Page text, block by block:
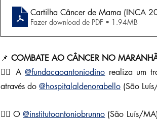
Cartilha Câncer de Mama (INCA
Fazer download de PDF • 1.94MB
📌 COMBATE AO CÂNCER NO
👉🏼 A @fundacaoantoniodino realiza um
através do @hospitalaldenorabello (São
👉🏼 O @institutoantoniobrunno (São Luís/